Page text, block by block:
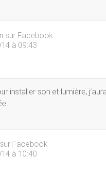
sur Facebook
à 09:43
installer son et lumière,
Facebook
à 10:40